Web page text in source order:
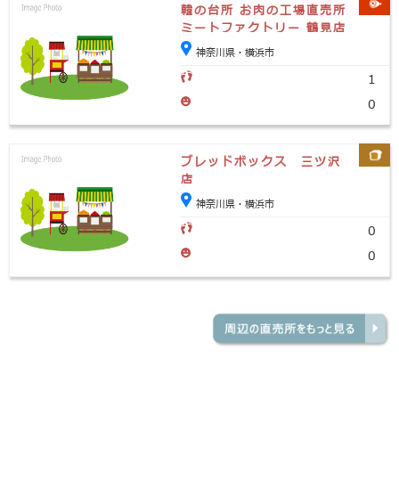
韓の台所 お肉の工場直売所
ミートファクトリー 鶴見店
神奈川県・横浜市
1
0
ブレッドボックス 三ツ沢
店
神奈川県・横浜市
0
0